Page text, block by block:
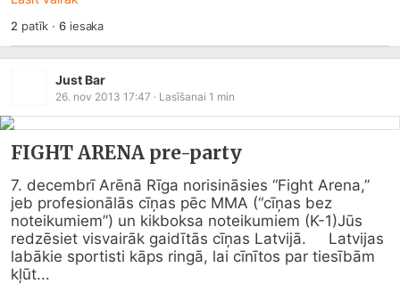
2 patīk ·6iesaka
Just Bar
26. nov 2013 17:47 · Lasīšanai 1 min
FIGHT ARENA pre-party
7. decembrī Arēnā Rīga norisināsies “Fight Arena,”
jeb profesionālās cīņas pēc MMA (“cīņas bez
noteikumiem”) un kikboksa noteikumiem (K-1)Jūs
redzēsiet visvairāk gaidītās cīņas Latvijā.     Latvijas
labākie sportisti kāps ringā, lai cīnītos par tiesībām
kļūt...